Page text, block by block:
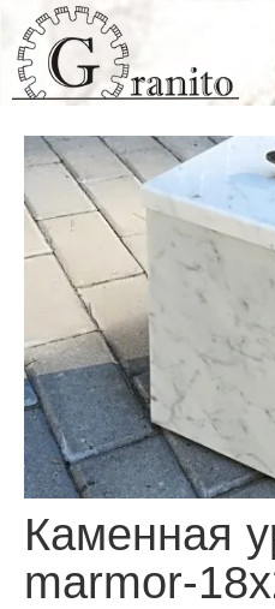
Каменная
marmor-